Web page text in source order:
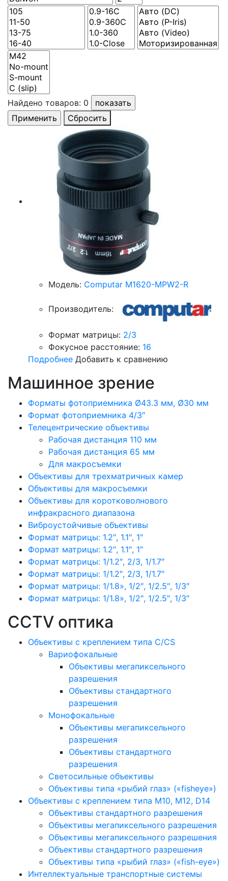
Найдено товаров: 0
Сбросить
Модель: Computar M1620-MPW2-R
Производитель:
Формат матрицы: 2/3
Фокусное расстояние: 16
Подробнее Добавить к сравнению
Машинное зрение
Форматы фотоприемника Ø43.3 мм, Ø30 мм
Формат фотоприемника 4/3″
Телецентрические объективы
Рабочая дистанция 110 мм
Рабочая дистанция 65 мм
Для макросъемки
Объективы для трехматричных камер
Объективы для макросъемки
Объективы для коротковолнового
инфракрасного диапазона
Виброустойчивые объективы
Формат матрицы: 1.2″, 1.1″, 1″
Формат матрицы: 1.2″, 1.1″, 1″
Формат матрицы: 1/1.2″, 2/3, 1/1.7″
Формат матрицы: 1/1.2″, 2/3, 1/1.7″
Формат матрицы: 1/1.8», 1/2″, 1/2.5″, 1/3″
Формат матрицы: 1/1.8», 1/2″, 1/2.5″, 1/3″
CCTV оптика
Объективы с креплением типа C/CS
Вариофокальные
Объективы мегапиксельного
разрешения
Объективы стандартного
разрешения
Монофокальные
Объективы мегапиксельного
разрешения
Объективы стандартного
разрешения
Светосильные объективы
Объективы типа «рыбий глаз» («fisheye»)
Объективы с креплением типа M10, M12, D14
Объективы стандартного разрешения
Объективы мегапиксельного разрешения
Объективы мегапиксельного разрешения
Объективы стандартного разрешения
Объективы типа «рыбий глаз» («fish-eye»)
Интеллектуальные транспортные системы